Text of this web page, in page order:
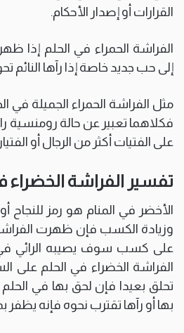
القرارات أو إصدار الأحكام.
الفراشة الحمراء في الحلم إذا
إلى حب جديد خاصة إذا رآها النائم
مثل الفراشة الحمراء الجميلة في
فكلاهما تعبير عن حالة رومنسية
على الفتيات أكثر من الرجال أو
تفسير الفراشة الخضراء
الأخضر في المنام هو رمز للنجاح
وزيادة الكسب فإن ظهرت
على كسب سوف يصيبه الرائي
الفراشة الخضراء في الحلم على
تحلق بعيدا فإن لحق بها في
بها أو رآها تقترب نحوه فإنه يظفر